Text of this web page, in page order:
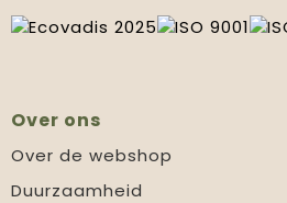
Over ons
Over de webshop
Duurzaamheid